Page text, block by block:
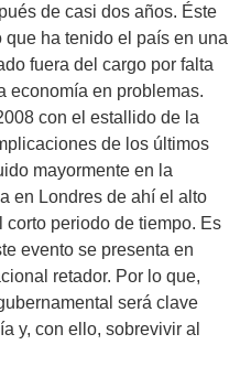
de casi dos años. Éste
ha tenido el país en una
fuera del cargo por falta
economía en problemas.
con el estallido de la
de los últimos
mayormente en la
en Londres de ahí el alto
corto periodo de tiempo. Es
evento se presenta en
retador. Por lo que,
será clave
y, con ello, sobrevivir al